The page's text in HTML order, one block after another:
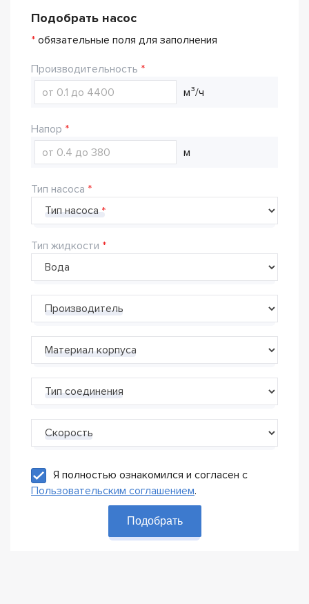
Подобрать насос
* обязательные поля для заполнения
Производительность
м³/ч
Напор
м
Тип насоса
Тип насоса
Тип жидкости
Производитель
Материал корпуса
Тип соединения
Скорость
Я полностью ознакомился и согласен с
Пользовательским соглашением.
Подобрать